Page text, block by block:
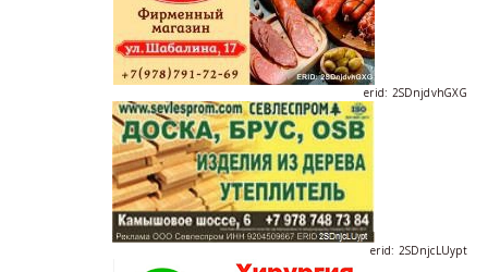
erid: 2SDnjdvhGXG